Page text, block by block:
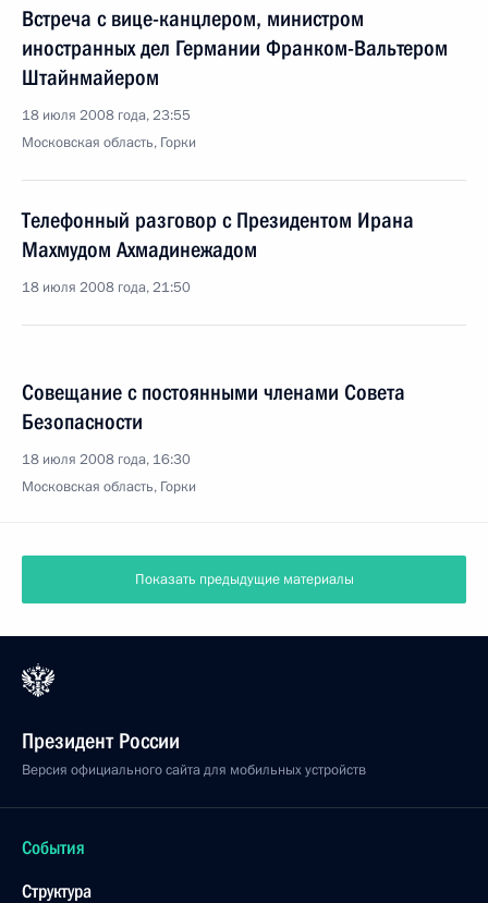
Встреча с вице-канцлером, министром
иностранных дел Германии Франком-Вальтером
Штайнмайером
18 июля 2008 года, 23:55
Московская область, Горки
Телефонный разговор с Президентом Ирана
Махмудом Ахмадинежадом
18 июля 2008 года, 21:50
Совещание с постоянными членами Совета
Безопасности
18 июля 2008 года, 16:30
Московская область, Горки
Показать предыдущие материалы
Президент России
Версия официального сайта для мобильных устройств
События
Структура